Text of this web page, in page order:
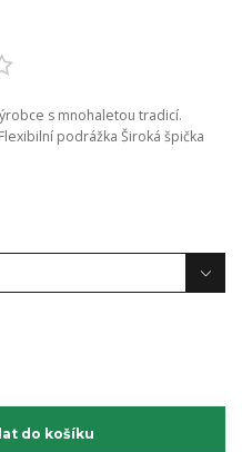
s mnohaletou tradicí.
podrážka Široká špička
do košíku